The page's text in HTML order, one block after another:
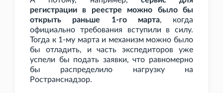
регистрации в реестре можно было бы
открыть раньше 1-го марта, когда
официально требования вступили в силу.
Тогда к 1-му марта и механизм можно было
бы отладить, и часть экспедиторов уже
успели бы подать заявки, что равномерно
бы распределило нагрузку на
Ространснадзор.